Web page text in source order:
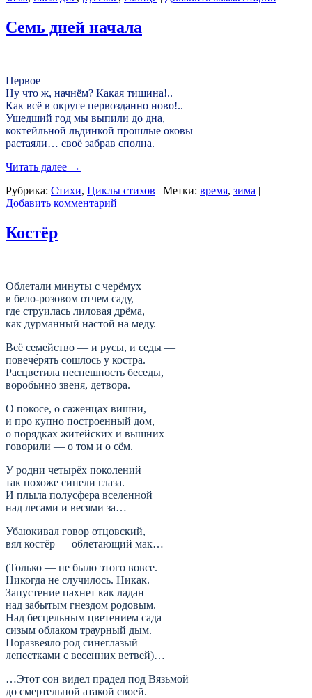
Семь дней начала
Первое
Ну что ж, начнём? Какая тишина!..
Как всё в округе первозданно ново!..
Ушедший год мы выпили до дна,
коктейльной льдинкой прошлые оковы
растаяли… своё забрав сполна.
Читать далее →
Рубрика: Стихи, Циклы стихов | Метки: время, зима |
Добавить комментарий
Костёр
Облетали минуты с черёмух
в бело-розовом отчем саду,
где струилась лиловая дрёма,
как дурманный настой на меду.
Всё семейство — и русы, и седы —
повече́рять сошлось у костра.
Расцветила неспешность беседы,
воробьино звеня, детвора.
О покосе, о саженцах вишни,
и про купно построенный дом,
о порядках житейских и вышних
говорили — о том и о сём.
У родни четырёх поколений
так похоже синели глаза.
И плыла полусфера вселенной
над лесами и весями за…
Убаюкивал говор отцовский,
вял костёр — облетающий мак…
(Только — не было этого вовсе.
Никогда не случилось. Никак.
Запустение пахнет как ладан
над забытым гнездом родовым.
Над бесцельным цветением сада —
сизым облаком траурный дым.
Поразвеяло род синеглазый
лепестками с весенних ветвей)…
…Этот сон видел прадед под Вязьмой
до смертельной атакой своей.